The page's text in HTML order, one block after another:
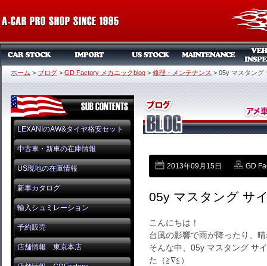
ホーム > ブログ > GD Factory メカニックblog > 修理・メンテナンス > 05y マスタング
LEXANIのAW&タイヤ格安セット
中古車・新車の在庫情報
US現地の在庫情報
新車カタログ
輸入シュミレーション
予約販売
店舗情報 東京本店
2013年09月15日 GD
05y マスタング サ
こんにちは！
台風の影響で雨が降ったり、
そんな中、05y マスタング サ
た（≧∇≦）